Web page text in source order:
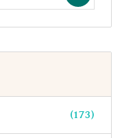
(173)